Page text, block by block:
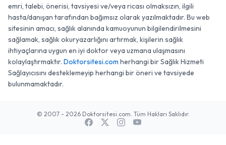
emri, talebi, önerisi, tavsiyesi ve/veya ricası olmaksızın, ilgili
hasta/danışan tarafından bağımsız olarak yazılmaktadır. Bu web
sitesinin amacı, sağlık alanında kamuoyunun bilgilendirilmesini
sağlamak, sağlık okuryazarlığını artırmak, kişilerin sağlık
ihtiyaçlarına uygun en iyi doktor veya uzmana ulaşmasını
kolaylaştırmaktır. Doktorsitesi.com herhangi bir Sağlık Hizmeti
Sağlayıcısını desteklemeyip herhangi bir öneri ve tavsiyede
bulunmamaktadır.
© 2007 - 2026 Doktorsitesi.com. Tüm Hakları Saklıdır.